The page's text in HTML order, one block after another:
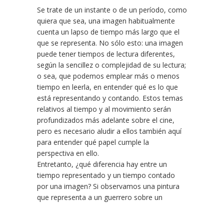
Se trate de un instante o de un período, como
quiera que sea, una imagen habitualmente
cuenta un lapso de tiempo más largo que el
que se representa. No sólo esto: una imagen
puede tener tiempos de lectura diferentes,
según la sencillez o complejidad de su lectura;
o sea, que podemos emplear más o menos
tiempo en leerla, en entender qué es lo que
está representando y contando. Estos temas
relativos al tiempo y al movimiento serán
profundizados más adelante sobre el cine,
pero es necesario aludir a ellos también aquí
para entender qué papel cumple la
perspectiva en ello.
Entretanto, ¿qué diferencia hay entre un
tiempo representado y un tiempo contado
por una imagen? Si observamos una pintura
que representa a un guerrero sobre un